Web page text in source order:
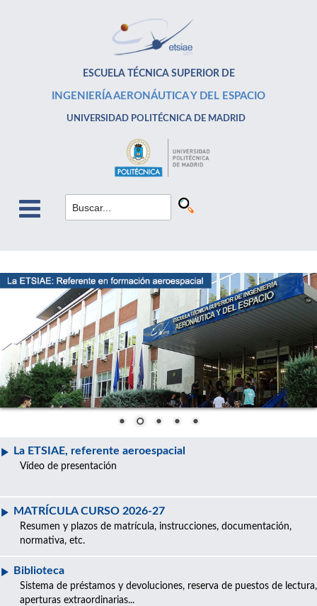
ESCUELA TÉCNICA SUPERIOR DE
INGENIERÍA AERONÁUTICA Y DEL ESPACIO
UNIVERSIDAD POLITÉCNICA DE MADRID
La ETSIAE, referente aeroespacial
Vídeo de presentación
MATRÍCULA CURSO 2026-27
Resumen y plazos de matrícula, instrucciones, documentación,
normativa, etc.
Biblioteca
Sistema de préstamos y devoluciones, reserva de puestos de lectura,
aperturas extraordinarias...